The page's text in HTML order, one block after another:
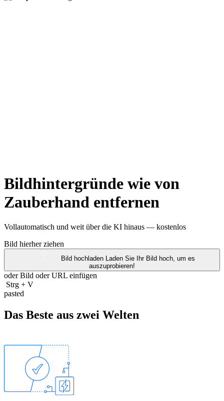
Bildhintergründe wie von
Zauberhand entfernen
Vollautomatisch und weit über die KI hinaus — kostenlos
Bild hierher ziehen
Bild hochladen Laden Sie Ihr Bild hoch, um es
auszuprobieren!
oder Bild oderURL einfügen
Strg + V
pasted
Das Beste aus zwei Welten